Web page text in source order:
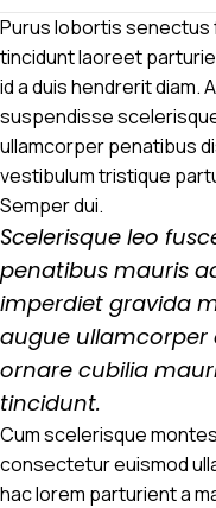
Purus lobortis
tincidunt laoreet
id a duis hendrerit diam.
suspendisse
ullamcorper penatibus
vestibulum tristique
Semper dui.
Scelerisque leo
penatibus mauris
imperdiet gravida
augue ullamcorper
ornare cubilia
tincidunt.
Cum scelerisque
consectetur euismod
hac lorem parturient a